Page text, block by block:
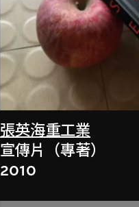
張英海重工業
宣傳片（專著）
2010